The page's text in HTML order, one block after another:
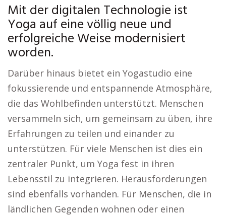
Mit der digitalen Technologie ist
Yoga auf eine völlig neue und
erfolgreiche Weise modernisiert
worden.
Darüber hinaus bietet ein Yogastudio eine
fokussierende und entspannende Atmosphäre,
die das Wohlbefinden unterstützt. Menschen
versammeln sich, um gemeinsam zu üben, ihre
Erfahrungen zu teilen und einander zu
unterstützen. Für viele Menschen ist dies ein
zentraler Punkt, um Yoga fest in ihren
Lebensstil zu integrieren. Herausforderungen
sind ebenfalls vorhanden. Für Menschen, die in
ländlichen Gegenden wohnen oder einen